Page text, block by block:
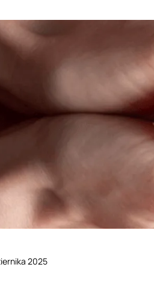
2025